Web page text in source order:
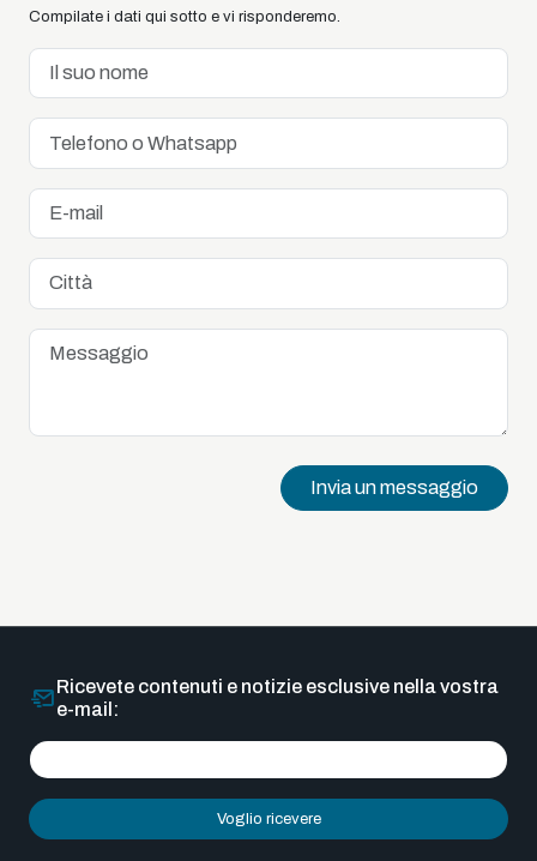
Compilate i dati qui sotto e vi risponderemo.
Invia un messaggio
Ricevete contenuti e notizie esclusive nella vostra
e-mail:
Voglio ricevere